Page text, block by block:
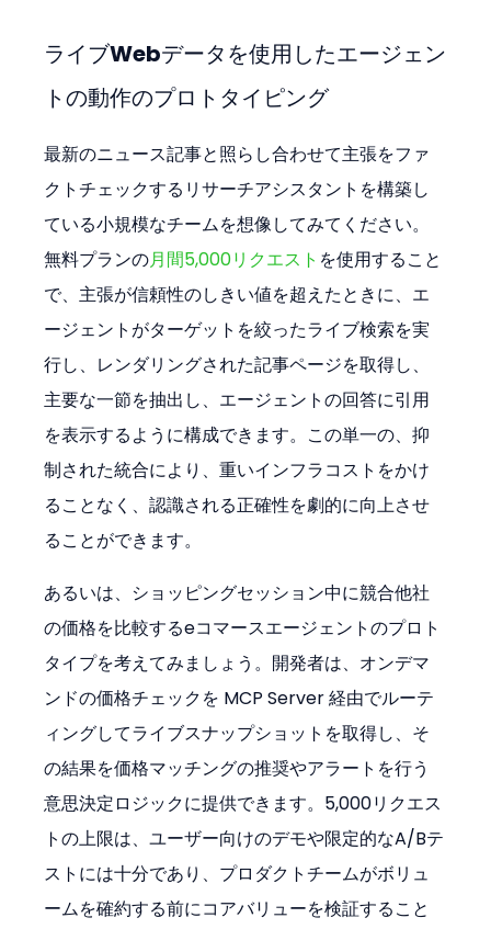
ライブWebデータを使用したエージェン
トの動作のプロトタイピング
最新のニュース記事と照らし合わせて主張をファ
クトチェックするリサーチアシスタントを構築し
ている小規模なチームを想像してみてください。
無料プランの月間5,000リクエスト を使用すること
で、主張が信頼性のしきい値を超えたときに、エ
ージェントがターゲットを絞ったライブ検索を実
行し、レンダリングされた記事ページを取得し、
主要な一節を抽出し、エージェントの回答に引用
を表示するように構成できます。この単一の、抑
制された統合により、重いインフラコストをかけ
ることなく、認識される正確性を劇的に向上させ
ることができます。
あるいは、ショッピングセッション中に競合他社
の価格を比較するeコマースエージェントのプロト
タイプを考えてみましょう。開発者は、オンデマ
ンドの価格チェックを MCP Server 経由でルーテ
ィングしてライブスナップショットを取得し、そ
の結果を価格マッチングの推奨やアラートを行う
意思決定ロジックに提供できます。5,000リクエス
トの上限は、ユーザー向けのデモや限定的なA/Bテ
ストには十分であり、プロダクトチームがボリュ
ームを確約する前にコアバリューを検証すること